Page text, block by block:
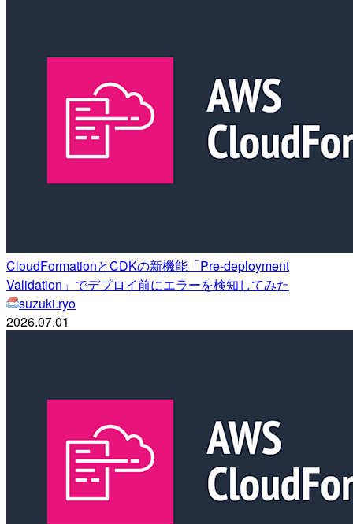
CloudFormationとCDKの新機能「Pre-deployment
Validation」でデプロイ前にエラーを検知してみた
suzuki.ryo
2026.07.01